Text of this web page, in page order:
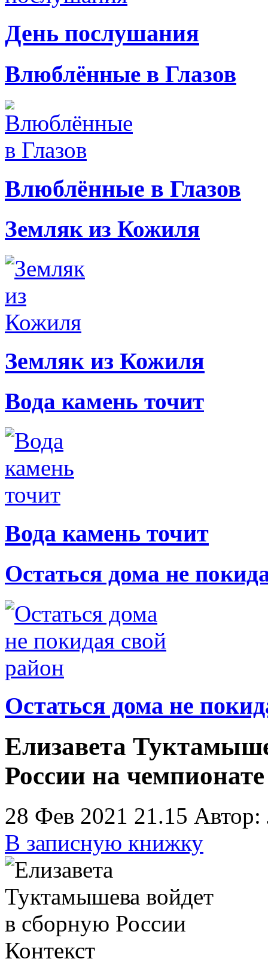
День послушания
Влюблённые в Глазов
Влюблённые в Глазов
Земляк из Кожиля
Земляк из Кожиля
Вода камень точит
Вода камень точит
Остаться дома не
Остаться дома не
Елизавета
России на
28 Фев 2021 21.15
В записную книжку
Контекст